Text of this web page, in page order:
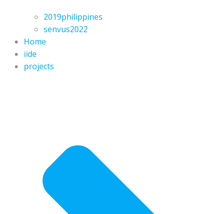
2019philippines
senvus2022
Home
iide
projects